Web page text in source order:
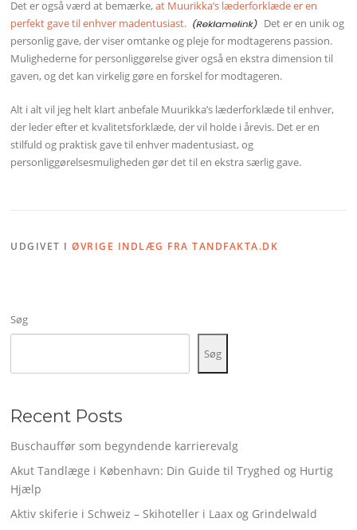
Det er også værd at bemærke,at Muurikka’s læderforklæde er en
perfekt gave til enhver madentusiast.
Det er en unik og
personlig gave, der viser omtanke og pleje for modtagerens passion.
Mulighederne for personliggørelse giver også en ekstra dimension til
gaven, og det kan virkelig gøre en forskel for modtageren.
Alt i alt vil jeg helt klart anbefale Muurikka’s læderforklæde til enhver,
der leder efter et kvalitetsforklæde, der vil holde i årevis. Det er en
stilfuld og praktisk gave til enhver madentusiast, og
personliggørelsesmuligheden gør det til en ekstra særlig gave.
UDGIVET IØVRIGE INDLÆG FRA TANDFAKTA.DK
Søg
Søg
Recent Posts
Buschauffør som begyndende karrierevalg
Akut Tandlæge i København: Din Guide til Tryghed og Hurtig
Hjælp
Aktiv skiferie i Schweiz – Skihoteller i Laax og Grindelwald